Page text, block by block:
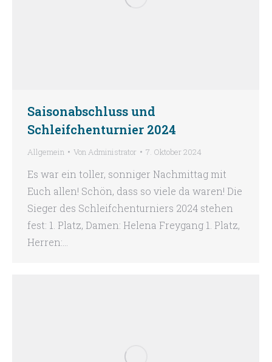
Saisonabschluss und
Schleifchenturnier 2024
Allgemein Von Administrator 7. Oktober 2024
Es war ein toller, sonniger Nachmittag mit
Euch allen! Schön, dass so viele da waren! Die
Sieger des Schleifchenturniers 2024 stehen
fest: 1. Platz, Damen: Helena Freygang 1. Platz,
Herren:…